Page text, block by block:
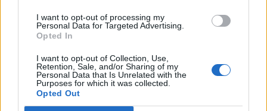
I want to opt-out of processing my
Personal Data for Targeted Advertising.
Opted In
I want to opt-out of Collection, Use,
Retention, Sale, and/or Sharing of my
Personal Data that Is Unrelated with the
Purposes for which it was collected.
Opted Out
PERIODO CLASSICO
De Senectute, Paragrafo 15